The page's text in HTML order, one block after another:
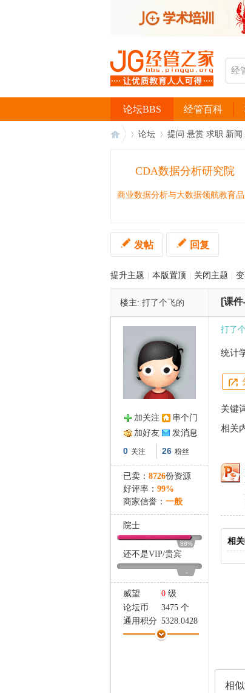
经管百科
论坛BBS
论坛 提问 悬赏 求职 新闻
CDA数据分析研究院
商业数据分析与大数据领航教育
发帖 回复
提升主题 本版置顶 关闭主题
楼主: 打了个飞的 [课
加关注
串个门
加好友
发消息
0 关注 26 粉丝
已卖： 8726份资源
好评率： 99%
商家信誉： 一般
院士
88%
还不是VIP/贵宾
-
威望 0 级
论坛币
3475 个
通用积分 5328.0428
学术水平
158 点
打了
统计
关键
相关
相
相